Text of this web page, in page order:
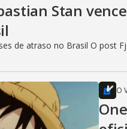
Stan
de atraso no Brasil O post
O